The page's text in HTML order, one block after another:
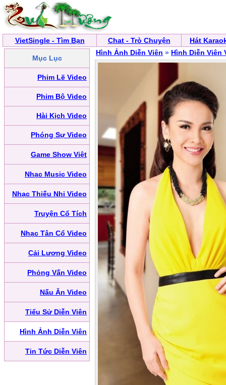
VietSingle - Tìm Bạn Chat - Trò Chuyện Hát
Mục Lục
Phim Lẽ Video
Phim Bộ Video
Hài Kịch Video
Phóng Sự Video
Game Show Việt
Nhạc Music Video
Nhạc Thiếu Nhi Video
Truyện Cổ Tích
Nhạc Tân Cổ Video
Cải Lương Video
Phỏng Vấn Video
Nấu Ăn Video
Tiểu Sử Diễn Viên
Hình Ảnh Diễn Viên
Tin Tức Diễn Viên
Hình Ảnh Diễn Viên » Hình Diễn Viên